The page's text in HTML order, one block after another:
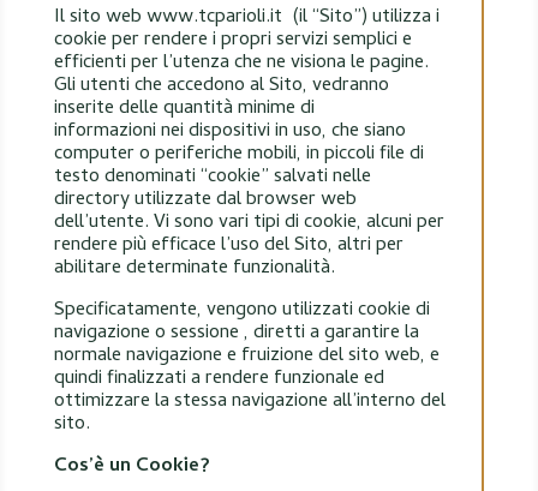
Il sito web www.tcparioli.it (il “Sito”) utilizza i
cookie per rendere i propri servizi semplici e
efficienti per l’utenza che ne visiona le pagine.
Gli utenti che accedono al Sito, vedranno
inserite delle quantità minime di
informazioni nei dispositivi in uso, che siano
computer o periferiche mobili, in piccoli file di
testo denominati “cookie” salvati nelle
directory utilizzate dal browser web
dell’utente. Vi sono vari tipi di cookie, alcuni per
rendere più efficace l’uso del Sito, altri per
abilitare determinate funzionalità.
Specificatamente, vengono utilizzati cookie di
navigazione o sessione , diretti a garantire la
normale navigazione e fruizione del sito web, e
quindi finalizzati a rendere funzionale ed
ottimizzare la stessa navigazione all’interno del
sito.
Cos’è un Cookie?